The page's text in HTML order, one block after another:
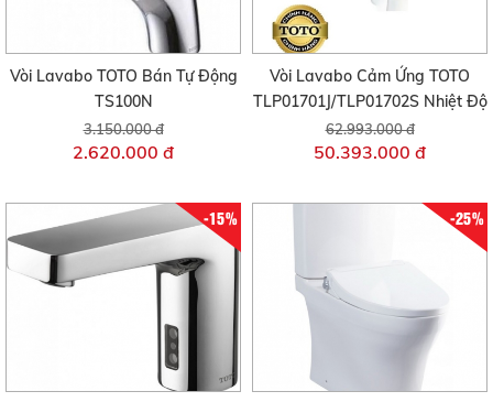
Vòi Lavabo TOTO Bán Tự Động
TS100N
3.150.000 đ
2.620.000 đ
Vòi Lavabo Cảm Ứng TOTO
TLP01701J/TLP01702S Nhiệt Độ
62.993.000 đ
50.393.000 đ
-15% -25%